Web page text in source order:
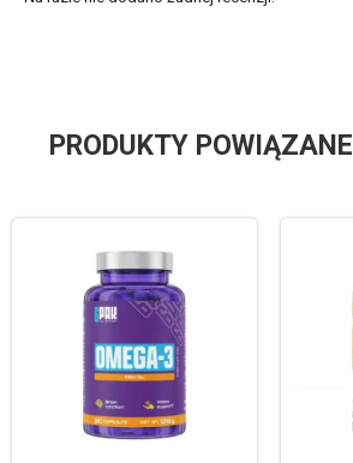
PRODUKTY POWIĄZANE